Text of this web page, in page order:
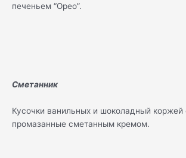
печеньем “Орео”.
Сметанник
Кусочки ванильных и шоколадный коржей
промазанные сметанным кремом.